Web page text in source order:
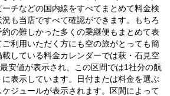
チなどの国内線をすべてまとめて料金検
も当店ですべて確認ができます。もちろ
の難しかった多くの乗継便もまとめて表
利用いただく方にも空の旅がとっても簡
している料金カレンダーでは萩・石見空
安値が表示され、この区間では1社分の航
表示しています。日付または料金を選ぶ
ジュールが表示されます。区間によって